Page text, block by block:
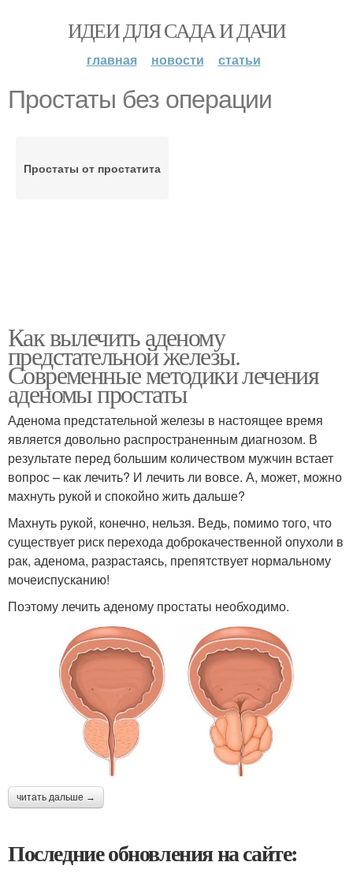
ИДЕИ ДЛЯ САДА И ДАЧИ
главная новости статьи
Простаты без операции
Простаты от простатита
Как вылечить аденому
предстательной железы.
Современные методики лечения
аденомы простаты
Аденома предстательной железы в настоящее время
является довольно распространенным диагнозом. В
результате перед большим количеством мужчин встает
вопрос – как лечить? И лечить ли вовсе. А, может, можно
махнуть рукой и спокойно жить дальше?
Махнуть рукой, конечно, нельзя. Ведь, помимо того, что
существует риск перехода доброкачественной опухоли в
рак, аденома, разрастаясь, препятствует нормальному
мочеиспусканию!
Поэтому лечить аденому простаты необходимо.
читать дальше →
Последние обновления на сайте: